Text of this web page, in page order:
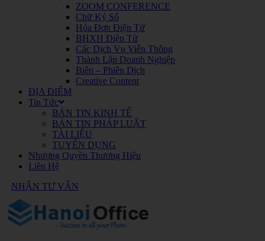
ZOOM CONFERENCE
Chữ Ký Số
Hóa Đơn Điện Tử
BHXH Điện Tử
Các Dịch Vụ Viễn Thông
Thành Lập Doanh Nghiệp
Biên – Phiên Dịch
Creative Content
ĐỊA ĐIỂM
Tin Tức
BẢN TIN KINH TẾ
BẢN TIN PHÁP LUẬT
TÀI LIỆU
TUYỂN DỤNG
Nhượng Quyền Thương Hiệu
Liên Hệ
NHẬN TƯ VẤN